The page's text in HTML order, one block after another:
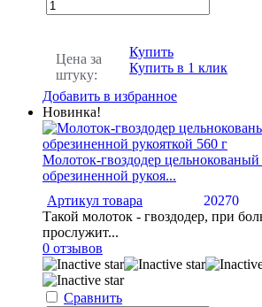
Цена за
штуку:
Купить
Купить в 1 клик
Добавить в избранное
Новинка!
Молоток-гвоздодер
обрезиненной рукоя...
Артикул товара
20270
Такой молоток - гвоздодер, при
прослужит...
0 отзывов
Сравнить